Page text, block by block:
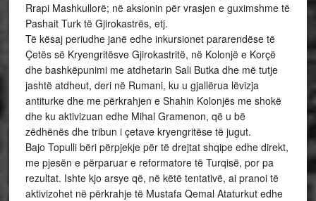
Rrapi Mashkullorë; në aksionin për vrasjen e guximshme të
Pashait Turk të Gjirokastrës, etj.
Të kësaj periudhe janë edhe inkursionet pararendëse të
Çetës së Kryengritësve Gjirokastritë, në Kolonjë e Korçë
dhe bashkëpunimi me atdhetarin Sali Butka dhe më tutje
jashtë atdheut, deri në Rumani, ku u gjallërua lëvizja
antiturke dhe me përkrahjen e Shahin Kolonjës me shokë
dhe ku aktivizuan edhe Mihal Gramenon, që u bë
zëdhënës dhe tribun i çetave kryengritëse të jugut.
Bajo Topulli bëri përpjekje për të drejtat shqipe edhe direkt,
me pjesën e përparuar e reformatore të Turqisë, por pa
rezultat. Ishte kjo arsye që, në këtë tentativë, ai pranoi të
aktivizohet në përkrahje të Mustafa Qemal Ataturkut edhe